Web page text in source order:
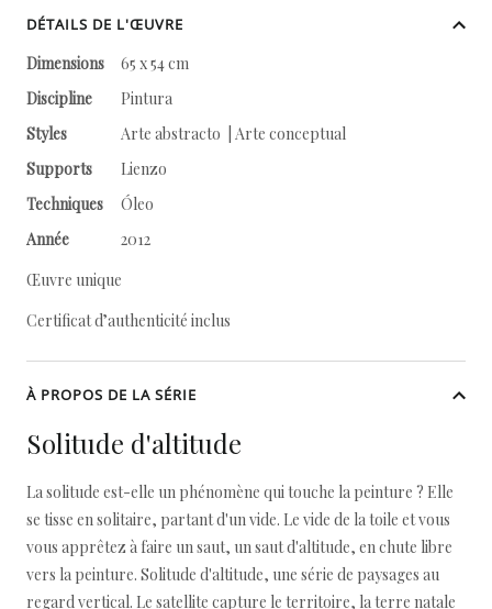
DÉTAILS DE L'ŒUVRE
Dimensions
65 x 54 cm
Discipline
Pintura
Styles
Arte abstracto | Arte conceptual
Supports
Lienzo
Techniques
Óleo
Année
2012
Œuvre unique
Certificat d’authenticité inclus
À PROPOS DE LA SÉRIE
Solitude d'altitude
La solitude est-elle un phénomène qui touche la peinture ? Elle
se tisse en solitaire, partant d'un vide. Le vide de la toile et vous
vous apprêtez à faire un saut, un saut d'altitude, en chute libre
vers la peinture. Solitude d'altitude, une série de paysages au
regard vertical. Le satellite capture le territoire, la terre natale